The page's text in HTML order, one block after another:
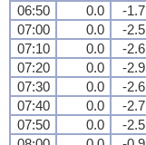
06:50
0.0 -1.7
07:00
0.0 -2.5
07:10
0.0 -2.6
07:20
0.0 -2.9
07:30
0.0 -2.6
07:40
0.0 -2.7
07:50
0.0 -2.5